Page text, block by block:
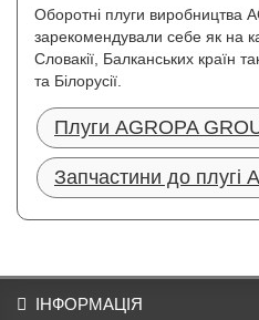
Оборотні плуги виробництва
зарекомендували себе як на
Словакії, Балканських країн
та Білорусії.
Плуги AGROPA
Запчастини до плугі
ІНФОРМАЦІЯ